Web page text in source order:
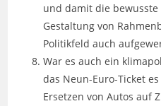
und damit die
Gestaltung von
Politikfeld auch
War es auch ein
das Neun-Euro-Ticket
Ersetzen von Autos auf